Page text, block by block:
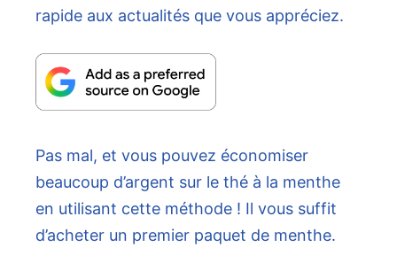
rapide aux actualités que vous appréciez.
Pas mal, et vous pouvez économiser
beaucoup d’argent sur le thé à la menthe
en utilisant cette méthode ! Il vous suffit
d’acheter un premier paquet de menthe.